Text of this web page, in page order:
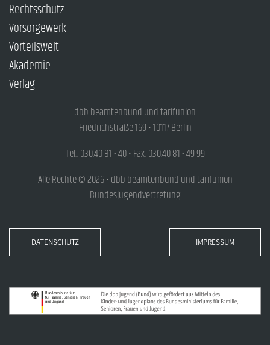
Rechtsschutz
Vorsorgewerk
Vorteilswelt
Akademie
Verlag
dbb beamtenbund und tarifunion
Friedrichstraße 169 • 10117 Berlin
Tel.: 030.40 81 - 40 • Fax: 030.40 81 - 49 99
Alle Rechte © 2026 • dbb beamtenbund und tarifunion
Bundesjugendvertretung
DATENSCHUTZ IMPRESSUM